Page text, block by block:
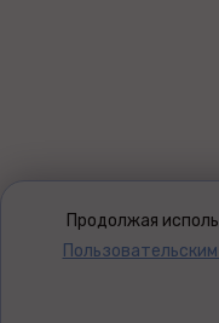
Продолжая